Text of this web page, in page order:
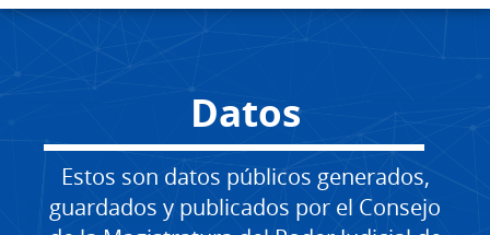
Datos
Estos son datos públicos generados,
guardados y publicados por el Consejo